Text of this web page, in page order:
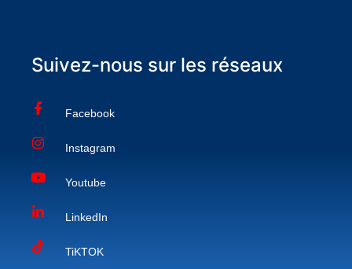
Suivez-nous sur les réseaux
Facebook
Instagram
Youtube
LinkedIn
TiKTOK